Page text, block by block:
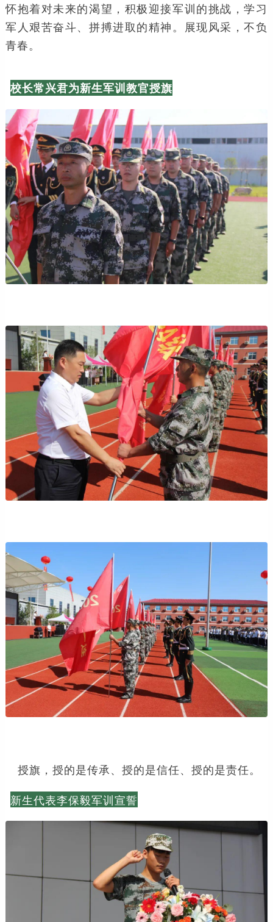
怀抱着对未来的渴望，积极迎接军训的挑战，学习
军人艰苦奋斗、拼搏进取的精神。展现风采，不负
青春。
校长常兴君为新生军训教官授旗
授旗，授的是传承、授的是信任、授的是责任。
新生代表李保毅军训宣誓